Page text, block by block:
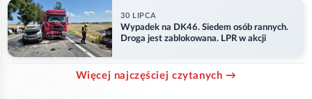
30 LIPCA
Wypadek na DK46. Siedem osób rannych.
Droga jest zablokowana. LPR w akcji
Więcej najczęściej czytanych →